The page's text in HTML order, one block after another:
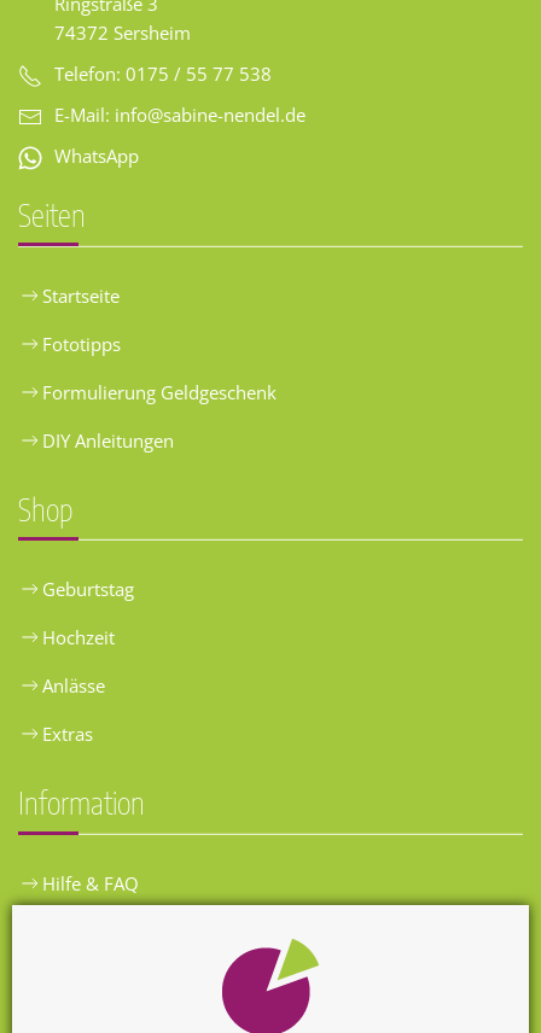
74372 Sersheim
Telefon: 0175 / 55 77 538
E-Mail: info@sabine-nendel.de
WhatsApp
Seiten
Startseite
Fototipps
Formulierung Geldgeschenk
DIY Anleitungen
Shop
Geburtstag
Hochzeit
Anlässe
Extras
Information
Hilfe & FAQ